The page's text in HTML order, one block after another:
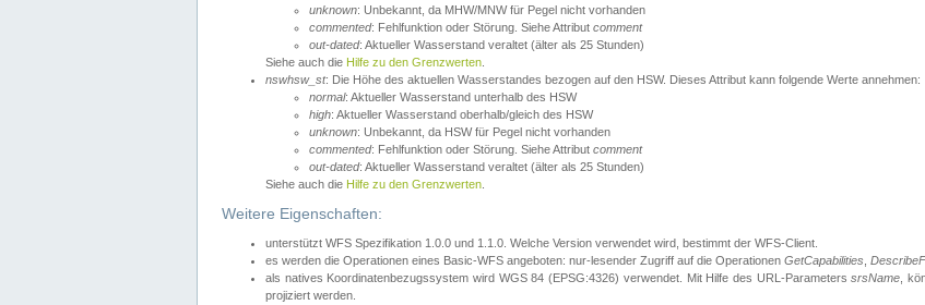
unknown: Unbekannt, da MHW/MNW für Pegel nicht vorhanden
commented: Fehlfunktion oder Störung. Siehe Attribut comment
out-dated: Aktueller Wasserstand veraltet (älter als 25 Stunden)
Siehe auch die Hilfe zu den Grenzwerten
nswhsw_st: Die Höhe des aktuellen Wasserstandes bezogen auf den HSW. Dieses Attribut kann folgende Werte annehmen:
normal: Aktueller Wasserstand unterhalb des HSW
high: Aktueller Wasserstand oberhalb/gleich des HSW
unknown: Unbekannt, da HSW für Pegel nicht vorhanden
commented: Fehlfunktion oder Störung. Siehe Attribut comment
out-dated: Aktueller Wasserstand veraltet (älter als 25 Stunden)
Siehe auch die Hilfe zu den Grenzwerten
Weitere Eigenschaften:
unterstützt WFS Spezifikation 1.0.0 und 1.1.0. Welche Version verwendet wird, bestimmt der WFS-Client.
es werden die Operationen eines Basic-WFS angeboten: nur-lesender Zugriff auf die Operationen GetCapabilities
als natives Koordinatenbezugssystem wird WGS 84 (EPSG:4326) verwendet. Mit Hilfe des URL-ParameterssrsName ,
projiziert werden.